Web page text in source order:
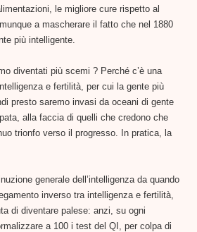
le migliore cure rispetto al
a mascherare il fatto che nel 1880
più intelligente.
diventati più scemi ? Perché c’è una
e fertilità, per cui la gente più
presto saremo invasi da oceani di gente
alla faccia di quelli che credono che
trionfo verso il progresso. In pratica, la
generale dell’intelligenza da quando
inverso tra intelligenza e fertilità,
di diventare palese: anzi, su ogni
a 100 i test del QI, per colpa di